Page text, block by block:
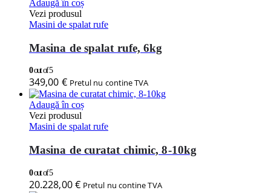
Adaugă în coș
Vezi produsul
Masini de spalat rufe
Masina de spalat rufe, 6kg
0out of 5
349,00 € Pretul nu contine TVA
Adaugă în coș
Vezi produsul
Masini de spalat rufe
Masina de curatat chimic, 8-10kg
0out of 5
20.228,00€ Pretul nu contine TVA